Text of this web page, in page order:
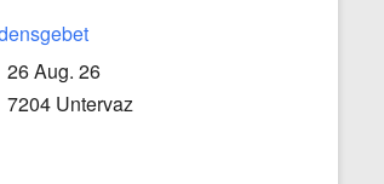
26 Aug. 26
7204 Untervaz